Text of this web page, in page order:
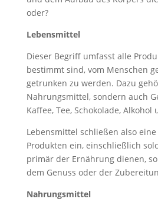
oder?
Lebensmittel
Dieser Begriff umfasst alle
bestimmt sind, vom Menschen
getrunken zu werden. Dazu
Nahrungsmittel, sondern auch
Kaffee, Tee, Schokolade, Alkohol
Lebensmittel schließen also
Produkten ein, einschließlich
primär der Ernährung dienen,
dem Genuss oder der
Nahrungsmittel